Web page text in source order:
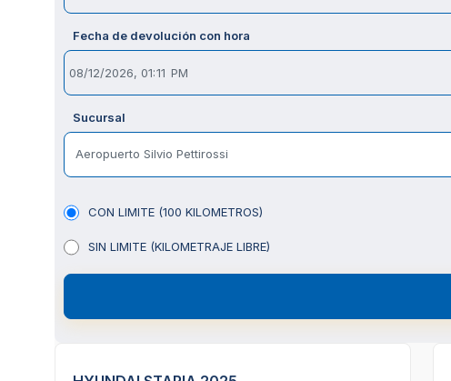
Fecha de devolución con hora
Sucursal
Aeropuerto Silvio Pettirossi
CON LIMITE (100 KILOMETROS)
SIN LIMITE (KILOMETRAJE LIBRE)